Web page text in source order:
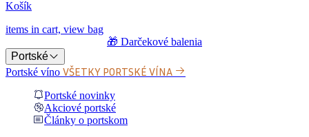
Košík
items in cart, view bag
🎁 Darčekové balenia
Portské
Portské víno VŠETKY PORTSKÉ VÍNA
Portské novinky
Akciové portské
Články o portskom